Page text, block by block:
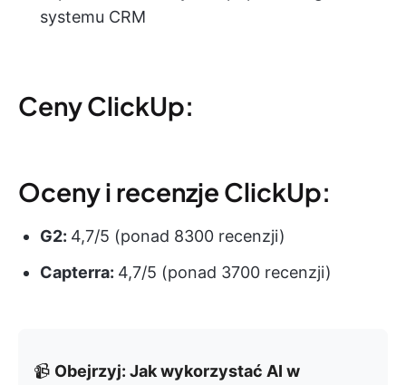
systemu CRM
Ceny ClickUp:
Oceny i recenzje ClickUp:
G2: 4,7/5 (ponad 8300 recenzji)
Capterra: 4,7/5 (ponad 3700 recenzji)
📹 Obejrzyj: Jak wykorzystać AI w